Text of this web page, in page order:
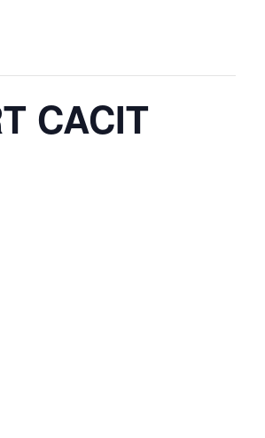
CACIT